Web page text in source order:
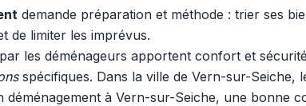
demande préparation et méthode : trier ses
de limiter les imprévus.
les déménageurs apportent confort et
spécifiques. Dans la ville de Vern-sur-Seiche,
à Vern-sur-Seiche, une bonne